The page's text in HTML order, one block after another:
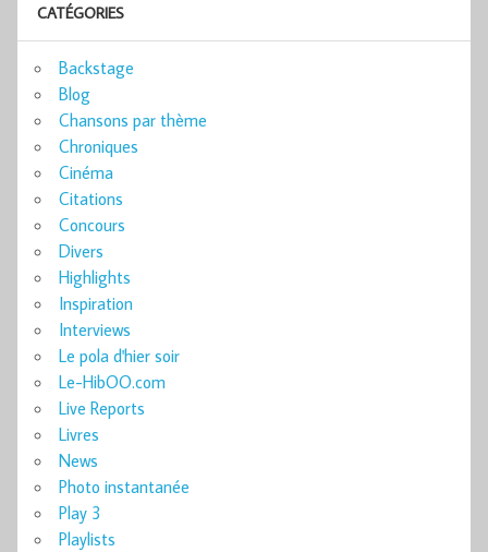
CATÉGORIES
Backstage
Blog
Chansons par thème
Chroniques
Cinéma
Citations
Concours
Divers
Highlights
Inspiration
Interviews
Le pola d'hier soir
Le-HibOO.com
Live Reports
Livres
News
Photo instantanée
Play 3
Playlists